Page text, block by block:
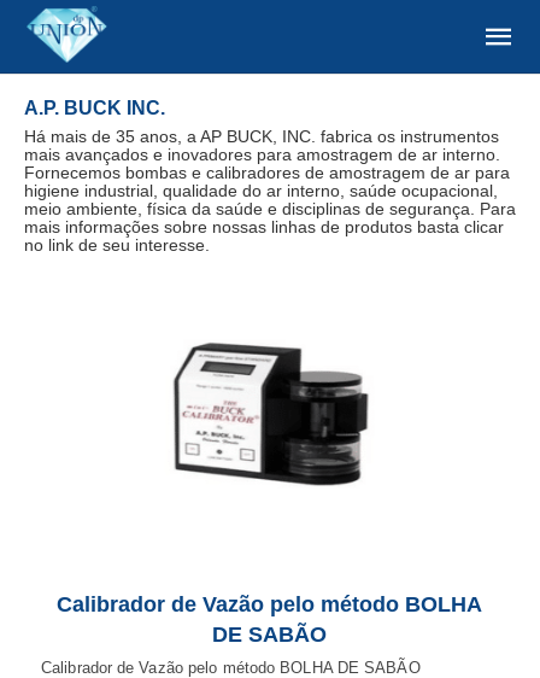
A.P. BUCK INC.
Há mais de 35 anos, a AP BUCK, INC. fabrica os instrumentos
mais avançados e inovadores para amostragem de ar interno.
Fornecemos bombas e calibradores de amostragem de ar para
higiene industrial, qualidade do ar interno, saúde ocupacional,
meio ambiente, física da saúde e disciplinas de segurança. Para
mais informações sobre nossas linhas de produtos basta clicar
no link de seu interesse.
Calibrador de Vazão pelo método BOLHA
DE SABÃO
Calibrador de Vazão pelo método BOLHA DE SABÃO